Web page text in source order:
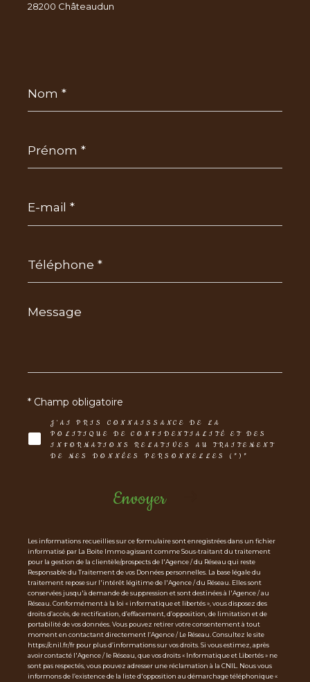
28200 Châteaudun
*
*
mail
*
Message
*
J'AI PRIS CONNAISSANCE DE LA
POLITIQUE DE CONFIDENTIALITÉ ET DES
INFORMATIONS RELATIVES AU TRAITEMENT
DE MES DONNÉES PERSONNELLES (*)*
* Champ obligatoire
Envoyer
Les informations recueillies sur ce formulaire sont enregistrées dans un fichier
informatisé par La Boite Immo agissant comme Sous-traitant du traitement
pour la gestion de la clientèle/prospects de l'Agence / du Réseau qui reste
Responsable du Traitement de vos Données personnelles. La base légale du
traitement repose sur l'intérêt légitime de l'Agence / du Réseau. Elles sont
conservées jusqu'à demande de suppression et sont destinées à l'Agence / au
Réseau. Conformément à la loi « informatique et libertés », vous disposez des
droits d’accès, de rectification, d’effacement, d’opposition, de limitation et de
portabilité de vos données. Vous pouvez retirer votre consentement à tout
moment en contactant directement l’Agence / Le Réseau. Consultez le site
https://cnil.fr/fr pour plus d’informations sur vos droits. Si vous estimez, après
avoir contacté l'Agence / le Réseau, que vos droits « Informatique et Libertés » ne
sont pas respectés, vous pouvez adresser une réclamation à la CNIL. Nous vous
informons de l’existence de la liste d'opposition au démarchage téléphonique «